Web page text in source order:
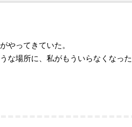
やってきていた。
な場所に、私がもういらなくなった